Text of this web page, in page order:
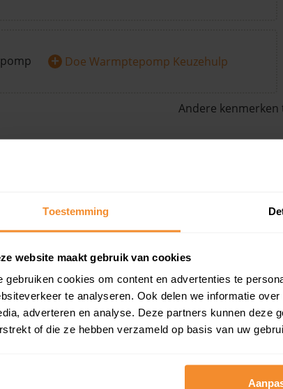
Toestemming
website maakt gebruik van cookies
gebruiken cookies om content en advertenties te
te analyseren. Ook delen we informatie
adverteren en analyse. Deze partners kunnen deze
of die ze hebben verzameld op basis van uw
+ Doe Warmptepomp Keuzehulp
Andere kenmerken
woningen in de buurt
Huisnr. Woonoppervlak
97 87 m2
55 118 m2